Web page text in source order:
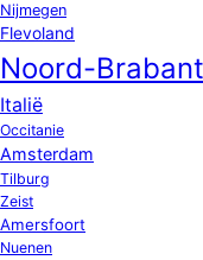
Nijmegen
Flevoland
Noord-Brabant
Italië
Occitanie
Amsterdam
Tilburg
Zeist
Amersfoort
Nuenen